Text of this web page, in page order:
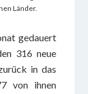
Länder.
gedauert
316 neue
in das
von ihnen